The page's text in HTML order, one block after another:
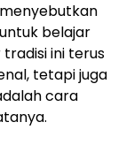
belajar
ini terus
tetapi juga
cara